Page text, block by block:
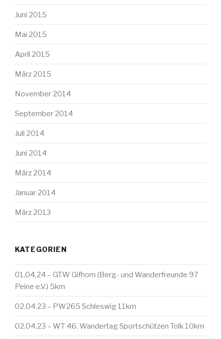
Juni 2015
Mai 2015
April 2015
März 2015
November 2014
September 2014
Juli 2014
Juni 2014
März 2014
Januar 2014
März 2013
KATEGORIEN
01.04.24 – GTW Gifhorn (Berg- und Wanderfreunde 97
Peine e.V.) 5km
02.04.23 – PW265 Schleswig 11km
02.04.23 – WT 46. Wandertag Sportschützen Tolk 10km